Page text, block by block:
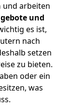
und arbeiten
und
es ist,
nach
setzen
zu bieten.
oder ein
was